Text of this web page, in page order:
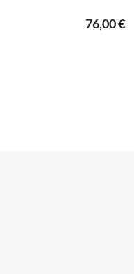
76,00 €